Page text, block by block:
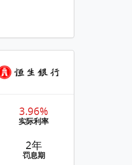
3.96%
实际利率
2年
罚息期